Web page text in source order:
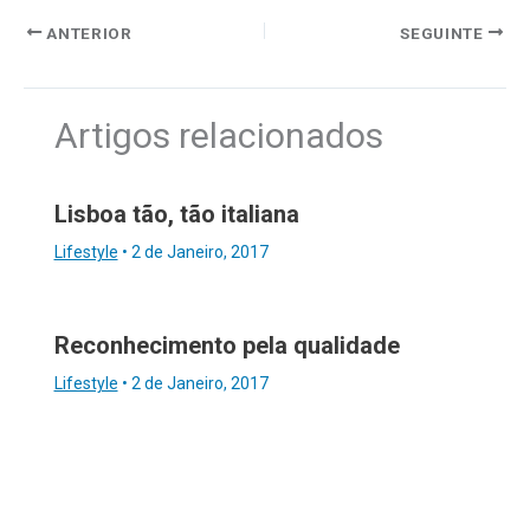
ANTERIOR SEGUINTE
Artigos relacionados
Lisboa tão, tão italiana
Lifestyle • 2 de Janeiro, 2017
Reconhecimento pela qualidade
Lifestyle • 2 de Janeiro, 2017